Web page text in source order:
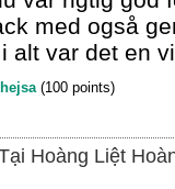
med også
alt var det en
hejsa (100 points)
Hoàng Liệt